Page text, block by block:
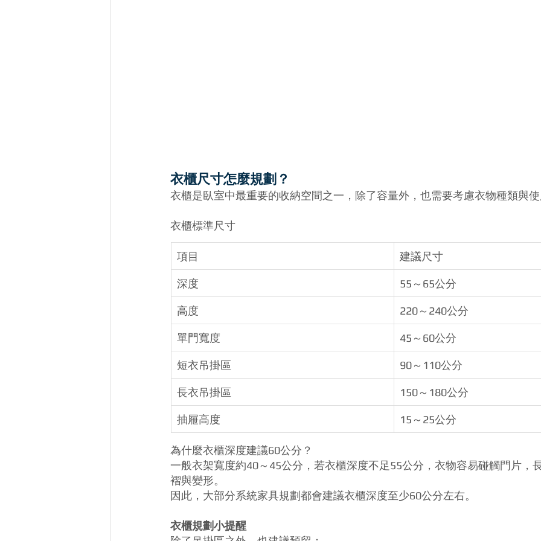
衣櫃尺寸怎麼規劃？
衣櫃是臥室中最重要的收納空間之一，除了容量外，也需要考慮衣物種類與
衣櫃標準尺寸
項目 建議尺寸
深度 55～65公分
高度 220～240公分
單門寬度 45～60公分
短衣吊掛區 90～110公分
長衣吊掛區 150～180公分
抽屜高度 15～25公分
為什麼衣櫃深度建議60公分？
一般衣架寬度約40～45公分，若衣櫃深度不足55公分，衣物容易碰觸門片，
褶與變形。
因此，大部分系統家具規劃都會建議衣櫃深度至少60公分左右。
衣櫃規劃小提醒